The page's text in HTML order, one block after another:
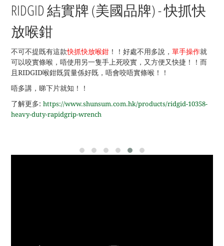
RIDGID 結實牌 (美國品牌) - 快抓快
放喉鉗
不可不提既有這款快抓快放喉鉗 ！！好處不用多說， 單手操作就
可以咬實條喉，唔使用另一隻手上死咬實，又方便又快捷！！而
且RIDGID喉鉗既質量係好既，唔會咬唔實條喉！！
唔多講，睇下片就知！！
了解更多: https://www.shunsum.com.hk/products/ridgid-10358-
heavy-duty-rapidgrip-wrench